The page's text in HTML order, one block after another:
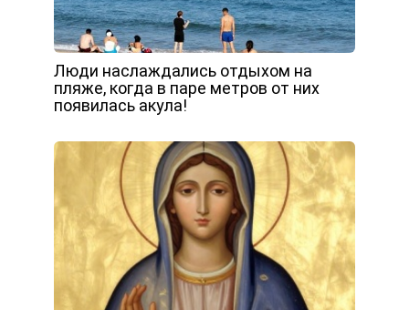
Люди наслаждались отдыхом на
пляже, когда в паре метров от них
появилась акула!